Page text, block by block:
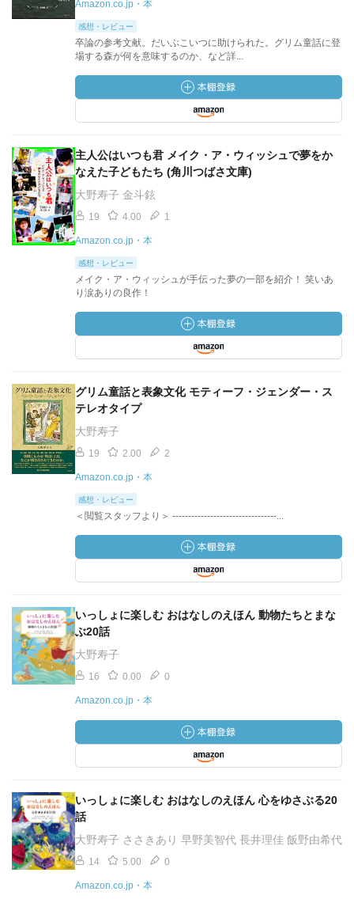
Amazon.co.jp・本
感想・レビュー
卒論の参考文献。だいぶこいつに助けられた。グリム童話に登
場する森が何を意味するのか、など詳...
主人公はいつも君 メイク・ア・ウィッシュで夢をか
なえた子どもたち (角川つばさ文庫)
大野寿子 金斗鉉
19 4.00 1
Amazon.co.jp・本
感想・レビュー
メイク・ア・ウィッシュが手伝った夢の一部を紹介！ 笑いあ
り涙ありの良作！
グリム童話と表象文化 モティーフ・ジェンダー・ス
テレオタイプ
大野寿子
19 2.00 2
Amazon.co.jp・本
感想・レビュー
＜閲覧スタッフより＞ ---------------------------------...
いっしょに楽しむ おはなしのえほん 動物たちとまな
ぶ20話
大野寿子
16 0.00 0
Amazon.co.jp・本
いっしょに楽しむ おはなしのえほん 心をゆさぶる20
話
大野寿子 ささきあり 早野美智代 長井理佳 飯野由希代
14 5.00 0
Amazon.co.jp・本